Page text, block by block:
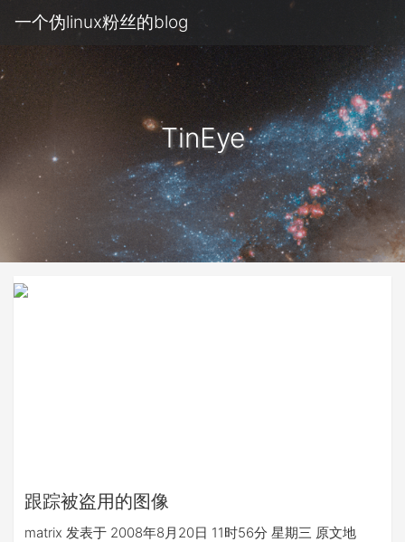
一个伪linux粉丝的blog
TinEye
跟踪被盗用的图像
matrix 发表于 2008年8月20日 11时56分 星期三 原文地